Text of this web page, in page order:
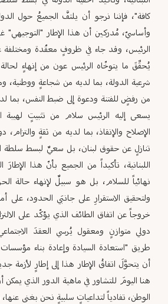
كافة"، فإننا نرجو أن يلتفَّ الجميعُ حول
وأساسيّ، مُدركين أن هذا الإطار "التوجيهي"
الرئيس، وقد جاء في ظروفٍ معقّدة ومختلفة
يُحقِّقَ ما يتوخّاه الرئيس عون من إنهاءٍ
شرعية الدولة، بما لديه من شجاعةٍ ووطنية،
من رفضٍ للفتنة ودعوة إلى ضبط النفس، بما
يسعى إليه الرئيس سلام من تثبيتٍ لهيبة
الإصلاح والإنقاذ، بما لديه من ثقةٍ
تنازلٍ عن حقوق لبنان، بل سعيٌ لبسط سلطة
اللبنانية، تأكيداً من الجميع بأنّ هذا الإطارَ
نهائياً للسلام، بل هو سبيلٌ لإنهاء حالة
ولتحقيق الاستقرارِ على جانبَي الحدود، على
خروجاً عن اتفاق الطائف الذي يؤكّد على
دولي متوازنٍ ومعقول يُرسي العقدَ الاجتماعي
طريق "استعادة السيادة وإعادة بناء
أن يتحوَّلَ اتفاقُ الإطار هذا إلى إطارٍ لأزمة
هنا اليومَ للتشاور في ماهية الدور الذي يمكن
الوطن، تفادياً لتداعياتٍ سلبيةٍ نحن بغنى